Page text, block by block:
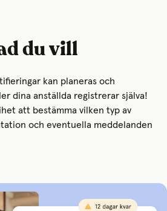
du vill
kan planeras och
dina anställda registrerar själva!
att bestämma vilken typ av
och eventuella meddelanden